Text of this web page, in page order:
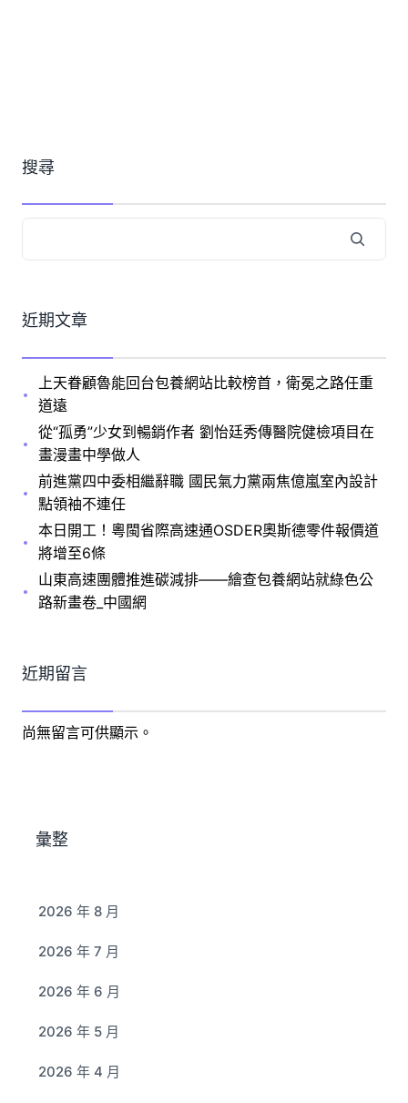
搜尋
近期文章
上天眷顧魯能回台包養網站比較榜首，衛冕之路任重
道遠
從“孤勇”少女到暢銷作者 劉怡廷秀傳醫院健檢項目在
畫漫畫中學做人
前進黨四中委相繼辭職 國民氣力黨兩焦億嵐室內設計
點領袖不連任
本日開工！粵閩省際高速通OSDER奧斯德零件報價道
將增至6條
山東高速團體推進碳減排——繪查包養網站就綠色公
路新畫卷_中國網
近期留言
尚無留言可供顯示。
彙整
2026 年 8 月
2026 年 7 月
2026 年 6 月
2026 年 5 月
2026 年 4 月